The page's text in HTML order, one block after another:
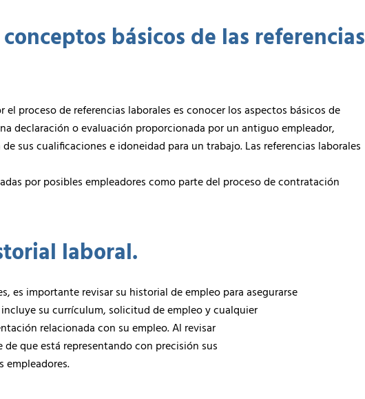
básicos de las referencias
el proceso de referencias laborales es conocer los aspectos básicos de
declaración o evaluación proporcionada por un antiguo empleador,
sus cualificaciones e idoneidad para un trabajo. Las referencias laborales
por posibles empleadores como parte del proceso de contratación
laboral.
es importante revisar su historial de empleo para asegurarse
su currículum, solicitud de empleo y cualquier
relacionada con su empleo. Al revisar
que está representando con precisión sus
empleadores.